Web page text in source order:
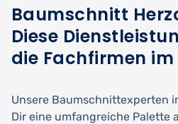
Baumschnitt
Diese
die Fachfirmen
Unsere Baumschnittexperten
Dir eine umfangreiche Palette